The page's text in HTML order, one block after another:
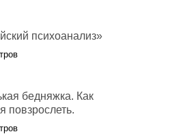
психоанализ»
бедняжка. Как
повзрослеть.